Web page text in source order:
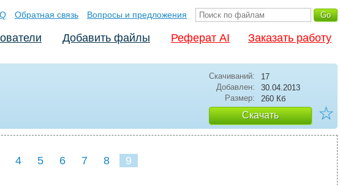
Обратная связь Вопросы и предложения
Добавить файлы Реферат AI Заказать работу
Скачиваний:
17
Добавлен:
30.04.2013
Размер:
260 Кб
Скачать ☆
4 5 6 7 8 9